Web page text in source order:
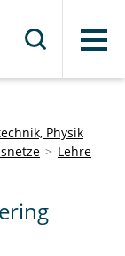
Menü
Physik
Lehre